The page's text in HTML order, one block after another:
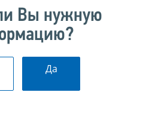
Вы нужную
Да